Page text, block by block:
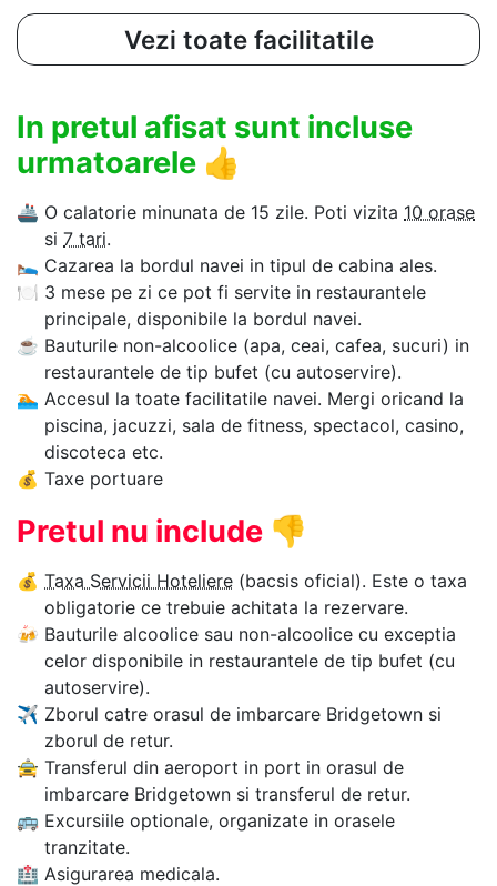
Vezi toate facilitatile
In pretul afisat sunt incluse
urmatoarele 👍
🚢 O calatorie minunata de 15 zile. Poti vizita 10 orase
si 7 tari.
🛌 Cazarea la bordul navei in tipul de cabina ales.
🍽 3 mese pe zi ce pot fi servite in restaurantele
principale, disponibile la bordul navei.
☕ Bauturile non-alcoolice (apa, ceai, cafea, sucuri) in
restaurantele de tip bufet (cu autoservire).
🏊‍ Accesul la toate facilitatile navei. Mergi oricand la
piscina, jacuzzi, sala de fitness, spectacol, casino,
discoteca etc.
💰 Taxe portuare
Pretul nu include 👎
💰 Taxa Servicii Hoteliere (bacsis oficial). Este o taxa
obligatorie ce trebuie achitata la rezervare.
🍻 Bauturile alcoolice sau non-alcoolice cu exceptia
celor disponibile in restaurantele de tip bufet (cu
autoservire).
✈ Zborul catre orasul de imbarcare Bridgetown si
zborul de retur.
🚖 Transferul din aeroport in port in orasul de
imbarcare Bridgetown si transferul de retur.
🚌 Excursiile optionale, organizate in orasele
tranzitate.
🏥 Asigurarea medicala.